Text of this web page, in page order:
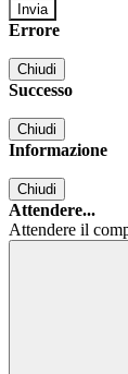
Errore
Chiudi
Successo
Chiudi
Informazione
Chiudi
Attendere...
Attendere il